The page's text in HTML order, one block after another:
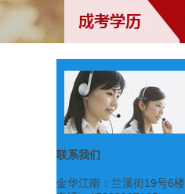
联系我们
金华江南：兰溪街19号6楼